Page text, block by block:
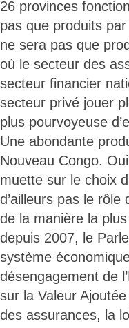
26 provinces
pas que produits
ne sera pas que
où le secteur des
secteur financier
secteur privé jouer
plus pourvoyeuse
Une abondante
Nouveau Congo.
muette sur le choix
d’ailleurs pas le
de la manière la
depuis 2007, le
système
désengagement de
sur la Valeur
des assurances, la